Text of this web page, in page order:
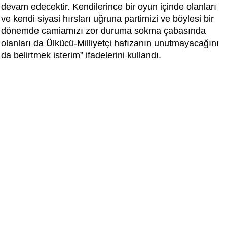
devam edecektir. Kendilerince bir oyun içinde olanları
ve kendi siyasi hırsları uğruna partimizi ve böylesi bir
dönemde camiamızı zor duruma sokma çabasında
olanları da Ülkücü-Milliyetçi hafızanın unutmayacağını
da belirtmek isterim” ifadelerini kullandı.